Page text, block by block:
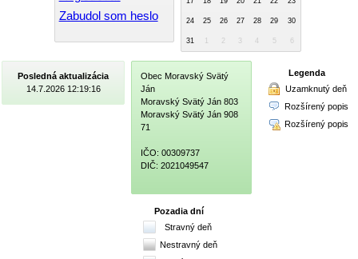
Zabudol som heslo
24 25 26 27 28 29 30
31 2 3 4 5 6
Posledná aktualizácia
14.7.2026 12:19:16
Obec Moravský Svätý
Ján
Moravský Svätý Ján 803
Moravský Svätý Ján 908
71
IČO: 00309737
DIČ: 2021049547
Legenda
Uzamknutý deň
Rozšírený popis
Rozšírený popis
Pozadia dní
Stravný deň
Nestravný deň